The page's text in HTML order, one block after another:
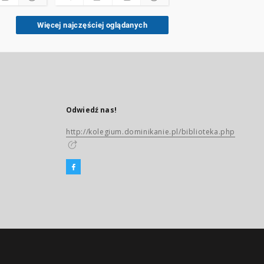
Więcej najczęściej oglądanych
Odwiedź nas!
http://kolegium.dominikanie.pl/biblioteka.php